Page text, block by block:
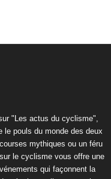
"Les actus du cyclisme",
le pouls du monde des deux
mythiques ou un féru
le cyclisme vous offre une
qui façonnent la